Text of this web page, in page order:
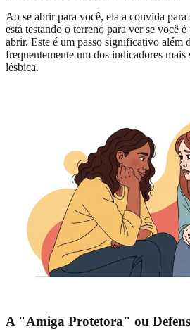
Ao se abrir para você, ela a convida
está testando o terreno para ver se você é
abrir. Este é um passo significativo além
frequentemente um dos indicadores
lésbica.
A "Amiga Protetora" ou